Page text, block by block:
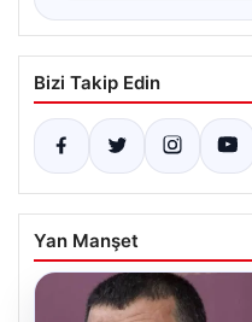
Bizi Takip Edin
Yan Manşet